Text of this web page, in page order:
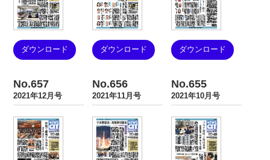
ダウンロード ダウンロード ダウンロード
No.657
2021年12月号
No.656
2021年11月号
No.655
2021年10月号